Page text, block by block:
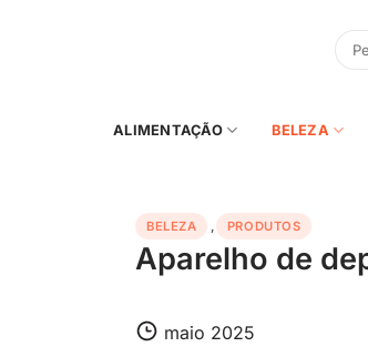
ALIMENTAÇÃO BELEZA
BELEZA , PRODUTOS
Aparelho de
maio 2025